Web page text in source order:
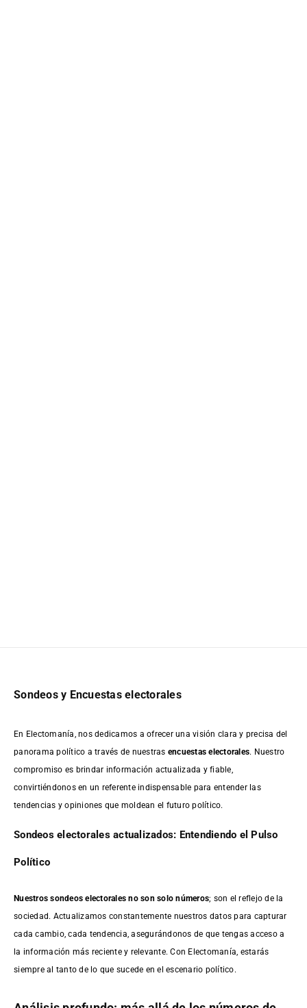
Sondeos y Encuestas electorales
En Electomanía, nos dedicamos a ofrecer una visión clara y precisa del
panorama político a través de nuestras encuestas electorales. Nuestro
compromiso es brindar información actualizada y fiable,
convirtiéndonos en un referente indispensable para entender las
tendencias y opiniones que moldean el futuro político.
Sondeos electorales actualizados: Entendiendo el Pulso
Político
Nuestros sondeos electorales no son solo números; son el reflejo de la
sociedad. Actualizamos constantemente nuestros datos para capturar
cada cambio, cada tendencia, asegurándonos de que tengas acceso a
la información más reciente y relevante. Con Electomanía, estarás
siempre al tanto de lo que sucede en el escenario político.